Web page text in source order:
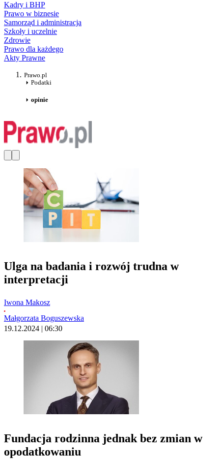
Kadry i BHP
Prawo w biznesie
Samorząd i administracja
Szkoły i uczelnie
Zdrowie
Prawo dla każdego
Akty Prawne
Prawo.pl
Podatki
opinie
Ulga na badania i rozwój trudna w
interpretacji
Iwona Makosz
Małgorzata Boguszewska
19.12.2024 | 06:30
Fundacja rodzinna jednak bez zmian w
opodatkowaniu